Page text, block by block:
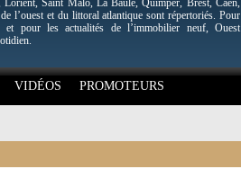
Lorient, Saint Malo, La Baule, Quimper, Brest, Caen,
l’ouest et du littoral atlantique sont répertoriés. Pour
et pour les actualités de l’immobilier neuf, Ouest
VIDÉOS PROMOTEURS